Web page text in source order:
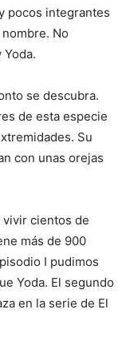
pocos integrantes
No
se descubra.
de esta especie
Su
con unas orejas
vivir cientos de
más de 900
I pudimos
Yoda. El segundo
en la serie de El